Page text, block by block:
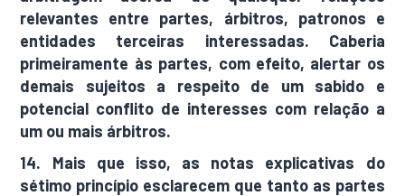
relevantes entre partes, árbitros, patronos e
entidades terceiras interessadas. Caberia
primeiramente às partes, com efeito, alertar os
demais sujeitos a respeito de um sabido e
potencial conflito de interesses com relação a
um ou mais árbitros.
14. Mais que isso, as notas explicativas do
sétimo princípio esclarecem que tanto as partes